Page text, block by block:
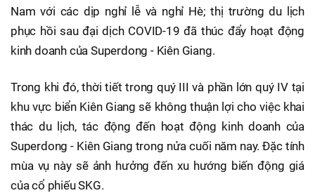
Nam với các dịp nghỉ lễ và nghỉ Hè; thị trường du lịch
phục hồi sau đại dịch COVID-19 đã thúc đẩy hoạt động
kinh doanh của Superdong - Kiên Giang.
Trong khi đó, thời tiết trong quý III và phần lớn quý IV tại
khu vực biển Kiên Giang sẽ không thuận lợi cho việc khai
thác du lịch, tác động đến hoạt động kinh doanh của
Superdong - Kiên Giang trong nửa cuối năm nay. Đặc tính
mùa vụ này sẽ ảnh hưởng đến xu hướng biến động giá
của cổ phiếu SKG.